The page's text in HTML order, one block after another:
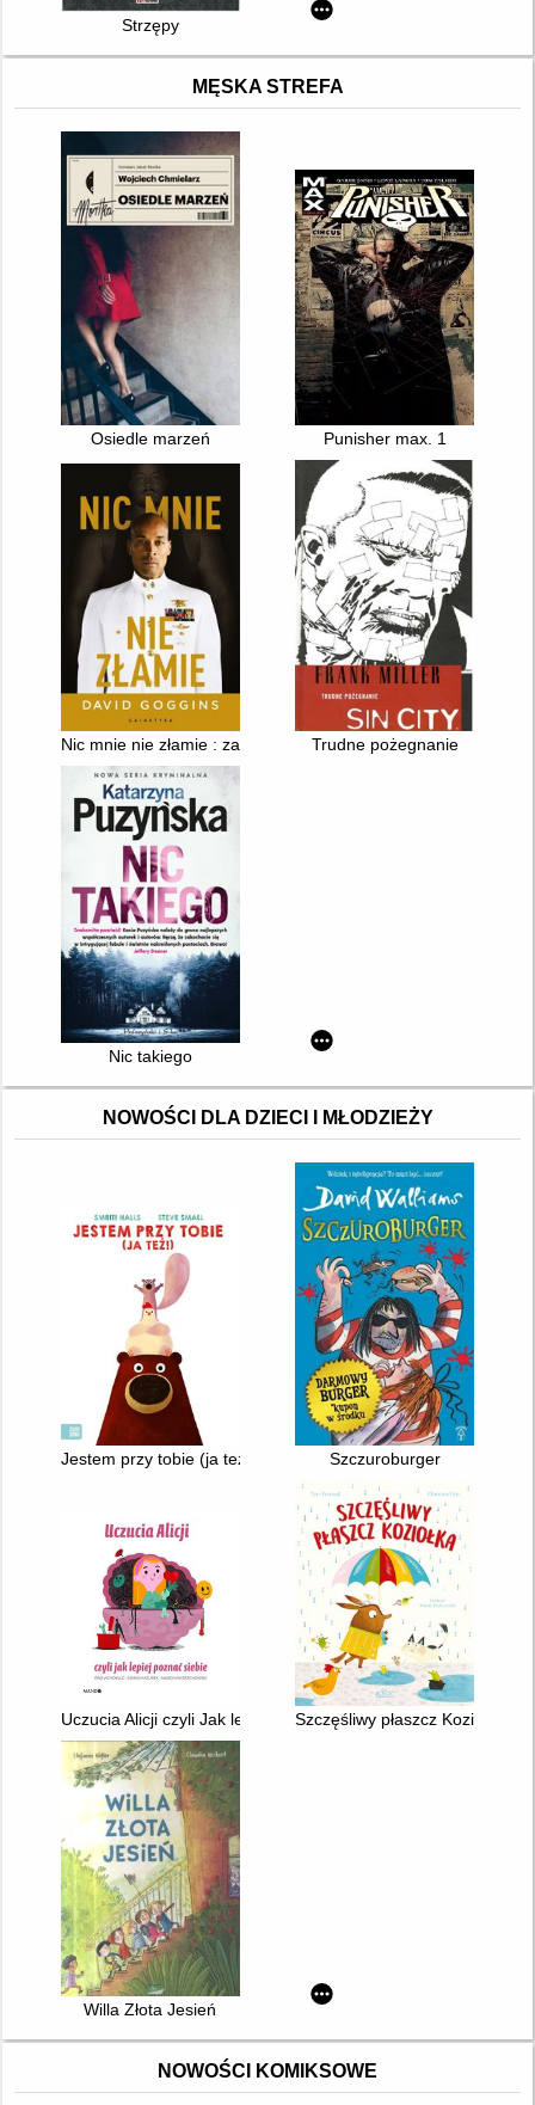
Strzępy
MĘSKA STREFA
Osiedle marzeń Punisher max. 1
Nic mnie nie złamie : zapanuj nad swoim umysłem i pokonaj
Trudne pożegnanie
Nic takiego
NOWOŚCI DLA DZIECI I MŁODZIEŻY
Jestem przy tobie (ja też!) Szczuroburger
Uczucia Alicji czyli Jak lepiej poznać siebieSzczęśliwy płaszcz Koziołka
Willa Złota Jesień
NOWOŚCI KOMIKSOWE